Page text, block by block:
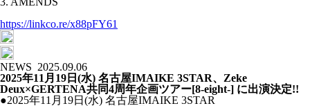
https://linkco.re/x88pFY61
NEWS 2025.09.06
2025年11月19日(水) 名古屋IMAIKE 3STAR、Zeke
Deux×GERTENA共同4周年企画ツアー[8-eight-] に出演決定!!
●2025年11月19日(水) 名古屋IMAIKE 3STAR